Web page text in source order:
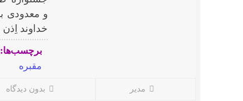
و معدودی
خداوند
برچسب‌ها:
مقبره
مدیر بدون دیدگاه